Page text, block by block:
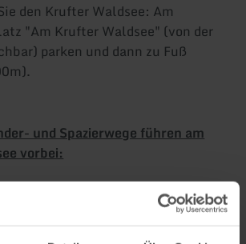
den Krufter Waldsee: Am
"Am Krufter Waldsee" (von der
parken und dann zu Fuß
und Spazierwege führen am
vorbei:
Traumpfad "Pellenzer